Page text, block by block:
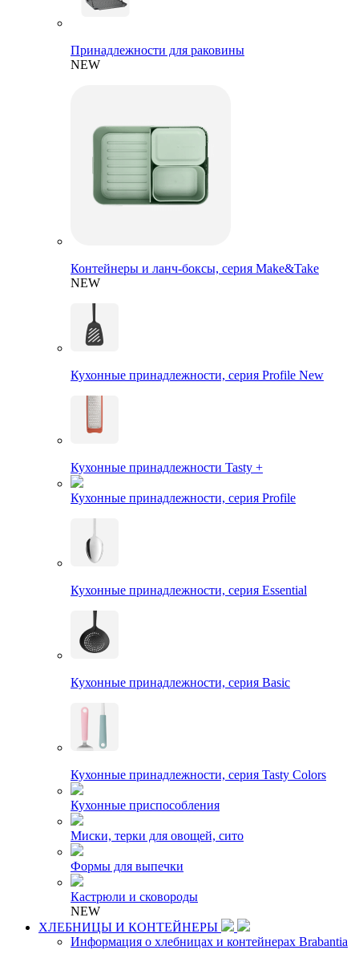
Принадлежности для раковины
NEW
Контейнеры и ланч-боксы, серия Make&Take
NEW
Кухонные принадлежности, серия Profile New
Кухонные принадлежности Tasty +
Кухонные принадлежности, серия Profile
Кухонные принадлежности, серия Essential
Кухонные принадлежности, серия Basic
Кухонные принадлежности, серия Tasty Colors
Кухонные приспособления
Миски, терки для овощей, сито
Формы для выпечки
Кастрюли и сковороды
NEW
ХЛЕБНИЦЫ И КОНТЕЙНЕРЫ
Информация о хлебницах и контейнерах Brabantia